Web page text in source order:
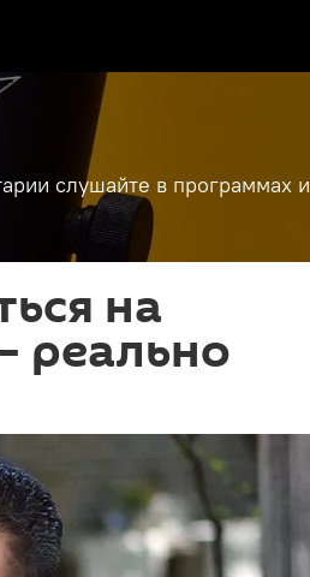
слушайте в программах и
на
реально